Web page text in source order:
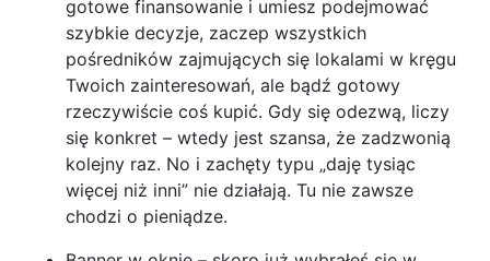
gotowe finansowanie i umiesz podejmować
szybkie decyzje, zaczep wszystkich
pośredników zajmujących się lokalami w kręgu
Twoich zainteresowań, ale bądź gotowy
rzeczywiście coś kupić. Gdy się odezwą, liczy
się konkret – wtedy jest szansa, że zadzwonią
kolejny raz. No i zachęty typu „daję tysiąc
więcej niż inni” nie działają. Tu nie zawsze
chodzi o pieniądze.